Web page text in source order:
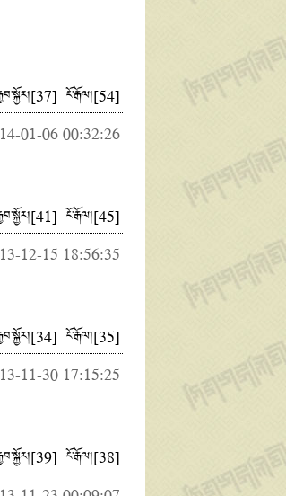
[37]ངོ་རྒོལ།[54]
01-06 00:32:26
[41]ངོ་རྒོལ།[45]
12-15 18:56:35
[34]ངོ་རྒོལ།[35]
11-30 17:15:25
[39]ངོ་རྒོལ།[38]